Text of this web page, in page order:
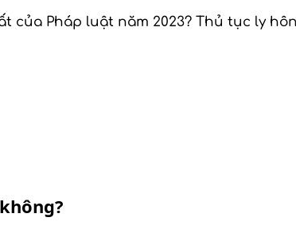
Pháp luật năm 2023? Thủ tục ly